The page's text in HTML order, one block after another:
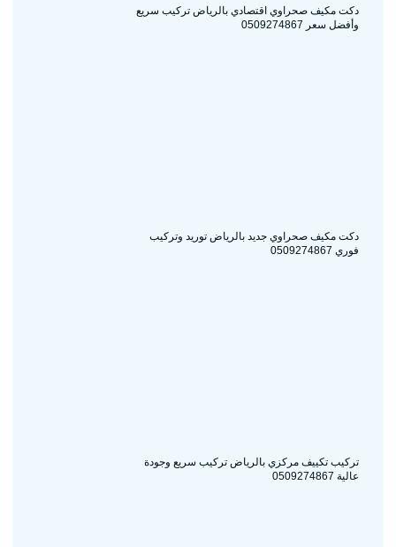
دكت مكيف صحراوي اقتصادي بالرياض تركيب سريع
وأفضل سعر 0509274867
دكت مكيف صحراوي جديد بالرياض توريد وتركيب
فوري 0509274867
تركيب تكييف مركزي بالرياض تركيب سريع وجودة
عالية 0509274867